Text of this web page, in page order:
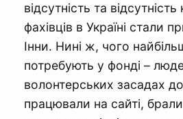
відсутність та
фахівців в Україні стали
Інни. Нині ж, чого
потребують у фонді –
волонтерських засадах
працювали на сайті,